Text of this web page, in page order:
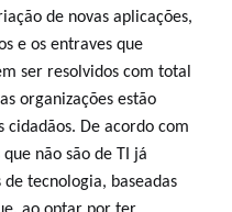
de novas aplicações,
e os entraves que
ser resolvidos com total
organizações estão
cidadãos. De acordo com
não são de TI já
tecnologia, baseadas